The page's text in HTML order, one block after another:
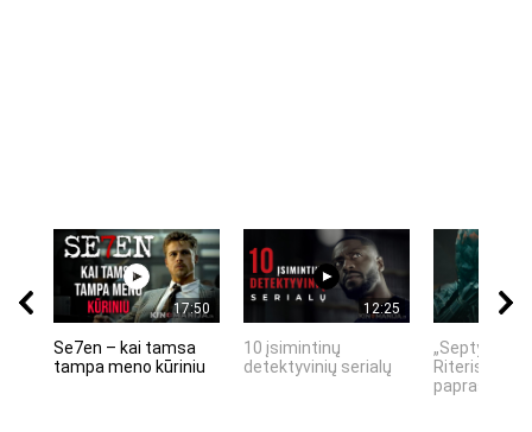
17:50
Se7en – kai tamsa
tampa meno kūriniu
12:25
10 įsimintinų
detektyvinių serialų
„Septynių
Riteris" – kai